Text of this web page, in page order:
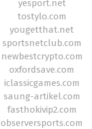
yesport.net
tostylo.com
yougetthat.net
sportsnetclub.com
newbestcrypto.com
oxfordsave.com
iclassicgames.com
saung-artikel.com
fasthokivip2.com
observersports.com